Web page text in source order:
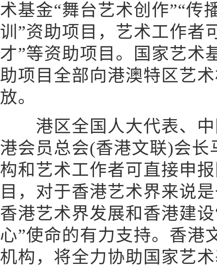
术基金“舞台艺术创作”“传
训”资助项目，艺术工作者
才”等资助项目。国家艺术
助项目全部向港澳特区艺
放。
港区全国人大代表、中
港会员总会(香港文联)会
构和艺术工作者可直接申
目，对于香港艺术界来说
香港艺术界发展和香港建
心”使命的有力支持。香港
机构，将全力协助国家艺